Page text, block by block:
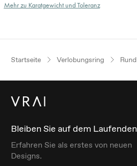
Mehr zu Karatgewicht und Toleranz
Startseite Verlobungsring Rund
Bleiben Sie auf dem Laufenden
Erfahren Sie als erstes von neuen
Designs.